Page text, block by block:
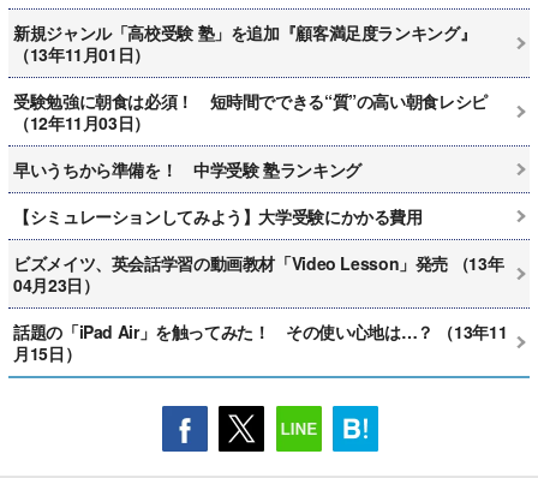
新規ジャンル「高校受験 塾」を追加『顧客満足度ランキング』
（13年11月01日）
受験勉強に朝食は必須！ 短時間でできる“質”の高い朝食レシピ
（12年11月03日）
早いうちから準備を！ 中学受験 塾ランキング
【シミュレーションしてみよう】大学受験にかかる費用
ビズメイツ、英会話学習の動画教材「Video Lesson」発売 （13年
04月23日）
話題の「iPad Air」を触ってみた！ その使い心地は…？ （13年11
月15日）